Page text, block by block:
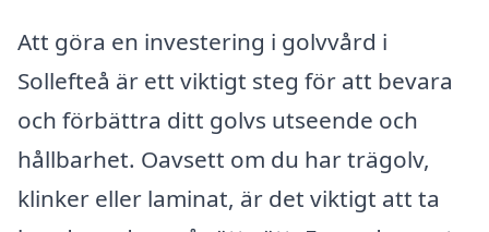
Att göra en investering i golvvård i
Sollefteå är ett viktigt steg för att bevara
och förbättra ditt golvs utseende och
hållbarhet. Oavsett om du har trägolv,
klinker eller laminat, är det viktigt att ta